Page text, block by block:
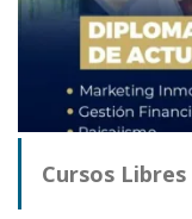
Cursos